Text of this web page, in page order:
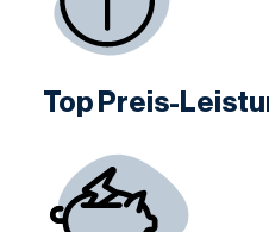
Top Preis-